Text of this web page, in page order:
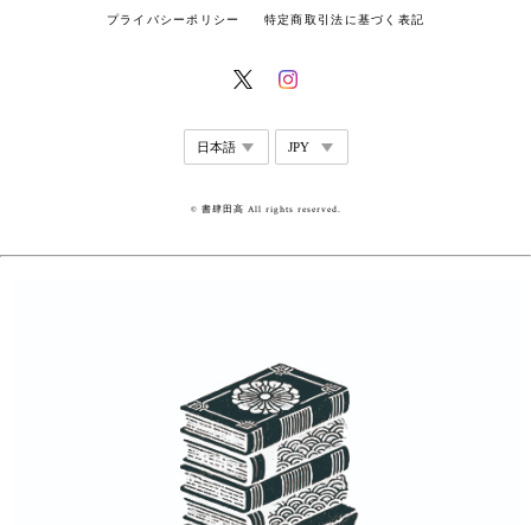
プライバシーポリシー 特定商取引法に基づく表記
© 書肆田高 All rights reserved.